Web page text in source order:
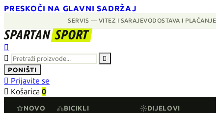
PRESKOČI NA GLAVNI SADRŽAJ
SERVIS — VITEZ I SARAJEVODOSTAVA I PLAĆANJE
SPARTAN SPORT



PONIŠTI
 Prijavite se
 Košarica 0
NOVO BICIKLI DIJELOVI